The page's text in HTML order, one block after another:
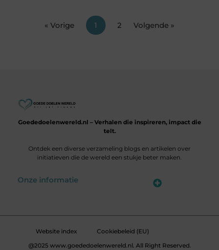
« Vorige 1 2 Volgende »
Goededoelenwereld.nl – Verhalen die inspireren, impact die
telt.
Ontdek een diverse verzameling blogs en artikelen over
initiatieven die de wereld een stukje beter maken.
Onze informatie
Website index
Cookiebeleid (EU)
@2025 www.goededoelenwereld.nl. All Right Reserved.